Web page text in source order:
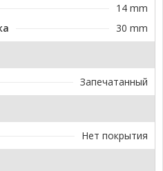
14 mm
30 mm
Запечатанный
Нет покрытия